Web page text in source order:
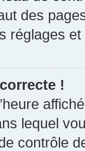
des
réglages
!
lequel
contrôle